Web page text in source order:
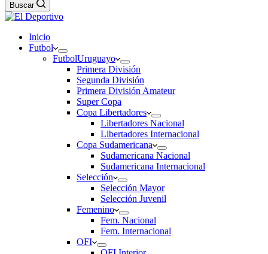
Buscar
Inicio
Futbol
FutbolUruguayo
Primera División
Segunda División
Primera División Amateur
Super Copa
Copa Libertadores
Libertadores Nacional
Libertadores Internacional
Copa Sudamericana
Sudamericana Nacional
Sudamericana Internacional
Selección
Selección Mayor
Selección Juvenil
Femenino
Fem. Nacional
Fem. Internacional
OFI